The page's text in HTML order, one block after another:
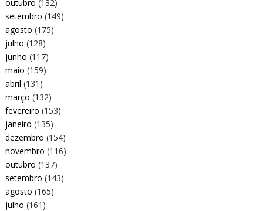
outubro (132)
setembro (149)
agosto (175)
julho (128)
junho (117)
maio (159)
abril (131)
março (132)
fevereiro (153)
janeiro (135)
dezembro (154)
novembro (116)
outubro (137)
setembro (143)
agosto (165)
julho (161)